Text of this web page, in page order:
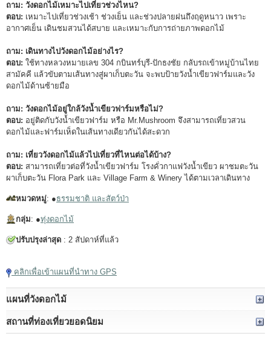
ถาม: วังดอกไม้เหมาะไปเที่ยวช่วงไหน?
ตอบ: เหมาะไปเที่ยวช่วงเช้า ช่วงเย็น และช่วงปลายฝนถึงฤดูหนาว เพราะ
อากาศเย็น เดินชมสวนได้สบาย และเหมาะกับการถ่ายภาพดอกไม้
ถาม: เดินทางไปวังดอกไม้อย่างไร?
ตอบ: ใช้ทางหลวงหมายเลข 304 กบินทร์บุรี-ปักธงชัย กลับรถเข้าหมู่บ้านไทย
สามัคคี แล้วขับตามเส้นทางสู่ผาเก็บตะวัน จะพบป้ายวังน้ำเขียวฟาร์มและวัง
ดอกไม้ด้านซ้ายมือ
ถาม: วังดอกไม้อยู่ใกล้วังน้ำเขียวฟาร์มหรือไม่?
ตอบ: อยู่ติดกับวังน้ำเขียวฟาร์ม หรือ Mr.Mushroom จึงสามารถเที่ยวสวน
ดอกไม้และฟาร์มเห็ดในเส้นทางเดียวกันได้สะดวก
ถาม: เที่ยววังดอกไม้แล้วไปเที่ยวที่ไหนต่อได้บ้าง?
ตอบ: สามารถเที่ยวต่อที่วังน้ำเขียวฟาร์ม โรงคั่วกาแฟวังน้ำเขียว ผาชมตะวัน
ผาเก็บตะวัน Flora Park และ Village Farm & Winery ได้ตามเวลาเดินทาง
หมวดหมู่: ●ธรรมชาติ และสัตว์ป่า
กลุ่ม: ●ทุ่งดอกไม้
ปรับปรุงล่าสุด : 2 สัปดาห์ที่แล้ว
คลิกเพื่อเข้าแผนที่นำทาง GPS
แผนที่วังดอกไม้
สถานที่ท่องเที่ยวยอดนิยม